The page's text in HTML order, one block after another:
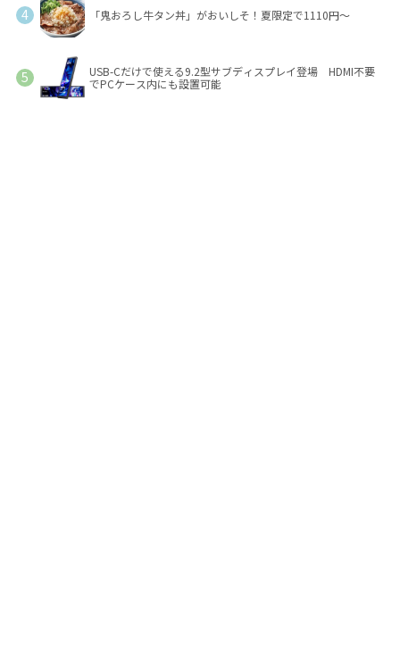
「鬼おろし牛タン丼」がおいしそ！夏限定で1110円～
USB-Cだけで使える9.2型サブディスプレイ登場 HDMI不要
でPCケース内にも設置可能